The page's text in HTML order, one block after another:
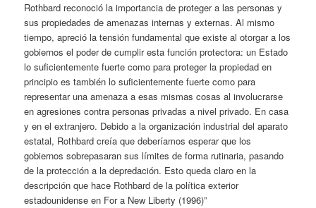
Rothbard reconoció la importancia de proteger a las personas y
sus propiedades de amenazas internas y externas. Al mismo
tiempo, apreció la tensión fundamental que existe al otorgar a los
gobiernos el poder de cumplir esta función protectora: un Estado
lo suficientemente fuerte como para proteger la propiedad en
principio es también lo suficientemente fuerte como para
representar una amenaza a esas mismas cosas al involucrarse
en agresiones contra personas privadas a nivel privado. En casa
y en el extranjero. Debido a la organización industrial del aparato
estatal, Rothbard creía que deberíamos esperar que los
gobiernos sobrepasaran sus límites de forma rutinaria, pasando
de la protección a la depredación. Esto queda claro en la
descripción que hace Rothbard de la política exterior
estadounidense en For a New Liberty (1996)”